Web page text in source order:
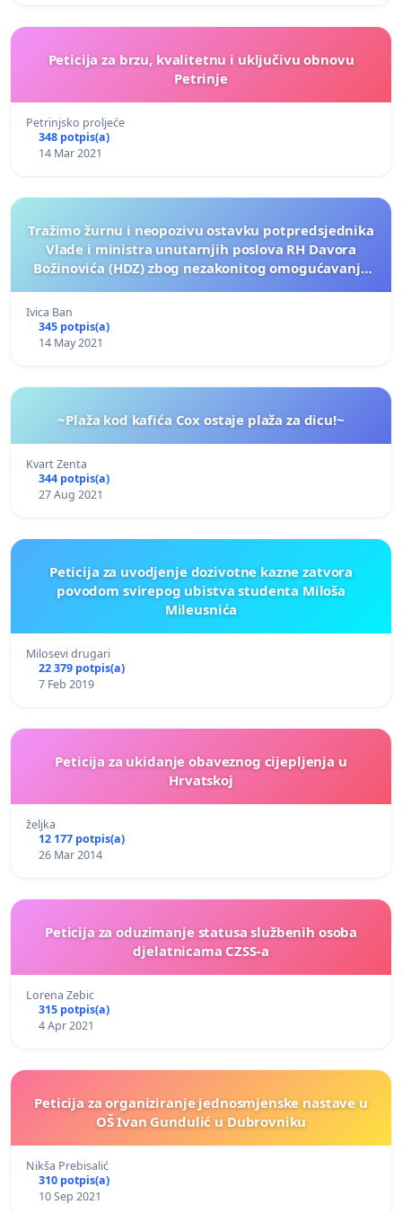
Peticija za brzu, kvalitetnu i uključivu obnovu
Petrinje
Petrinjsko proljeće
348 potpis(a)
14 Mar 2021
Tražimo žurnu i neopozivu ostavku potpredsjednika
Vlade i ministra unutarnjih poslova RH Davora
Božinovića (HDZ) zbog nezakonitog omogućavanja
Ivica Ban
345 potpis(a)
14 May 2021
~Plaža kod kafića Cox ostaje plaža za dicu!~
Kvart Zenta
344 potpis(a)
27 Aug 2021
Peticija za uvodjenje dozivotne kazne zatvora
povodom svirepog ubistva studenta Miloša
Mileusnića
Milosevi drugari
22 379 potpis(a)
7 Feb 2019
Peticija za ukidanje obaveznog cijepljenja u
Hrvatskoj
željka
12 177 potpis(a)
26 Mar 2014
Peticija za oduzimanje statusa službenih osoba
djelatnicama CZSS-a
Lorena Zebic
315 potpis(a)
4 Apr 2021
Peticija za organiziranje jednosmjenske nastave u
OŠ Ivan Gundulić u Dubrovniku
Nikša Prebisalić
310 potpis(a)
10 Sep 2021